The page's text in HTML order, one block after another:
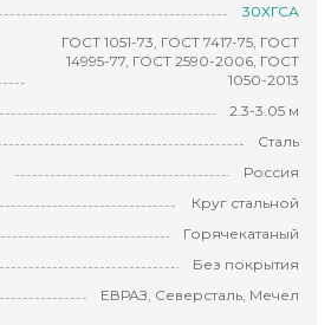
30ХГСА
ГОСТ 1051-73, ГОСТ 7417-75, ГОСТ
14995-77, ГОСТ 2590-2006, ГОСТ
1050-2013
2.3-3.05 м
Сталь
Россия
Круг стальной
Горячекатаный
Без покрытия
ЕВРАЗ, Северсталь, Мечел